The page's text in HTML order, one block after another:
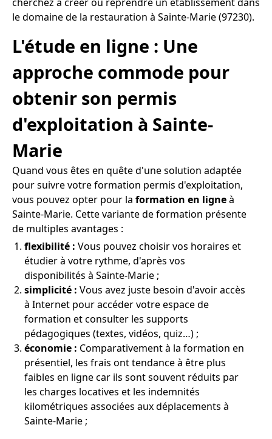
le domaine de la restauration à Sainte-Marie (97230).
L'étude en ligne : Une
approche commode pour
obtenir son permis
d'exploitation à Sainte-
Marie
Quand vous êtes en quête d'une solution adaptée
pour suivre votre formation permis d'exploitation,
vous pouvez opter pour la formation en ligneà
Sainte-Marie. Cette variante de formation présente
de multiples avantages :
flexibilité : Vous pouvez choisir vos horaires et
étudier à votre rythme, d'après vos
disponibilités à Sainte-Marie ;
simplicité : Vous avez juste besoin d'avoir accès
à Internet pour accéder votre espace de
formation et consulter les supports
pédagogiques (textes, vidéos, quiz…) ;
économie : Comparativement à la formation en
présentiel, les frais ont tendance à être plus
faibles en ligne car ils sont souvent réduits par
les charges locatives et les indemnités
kilométriques associées aux déplacements à
Sainte-Marie ;